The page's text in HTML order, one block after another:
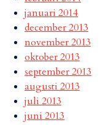
januari 2014
december 2013
november 2013
oktober 2013
september 2013
augusti 2013
juli 2013
juni 2013